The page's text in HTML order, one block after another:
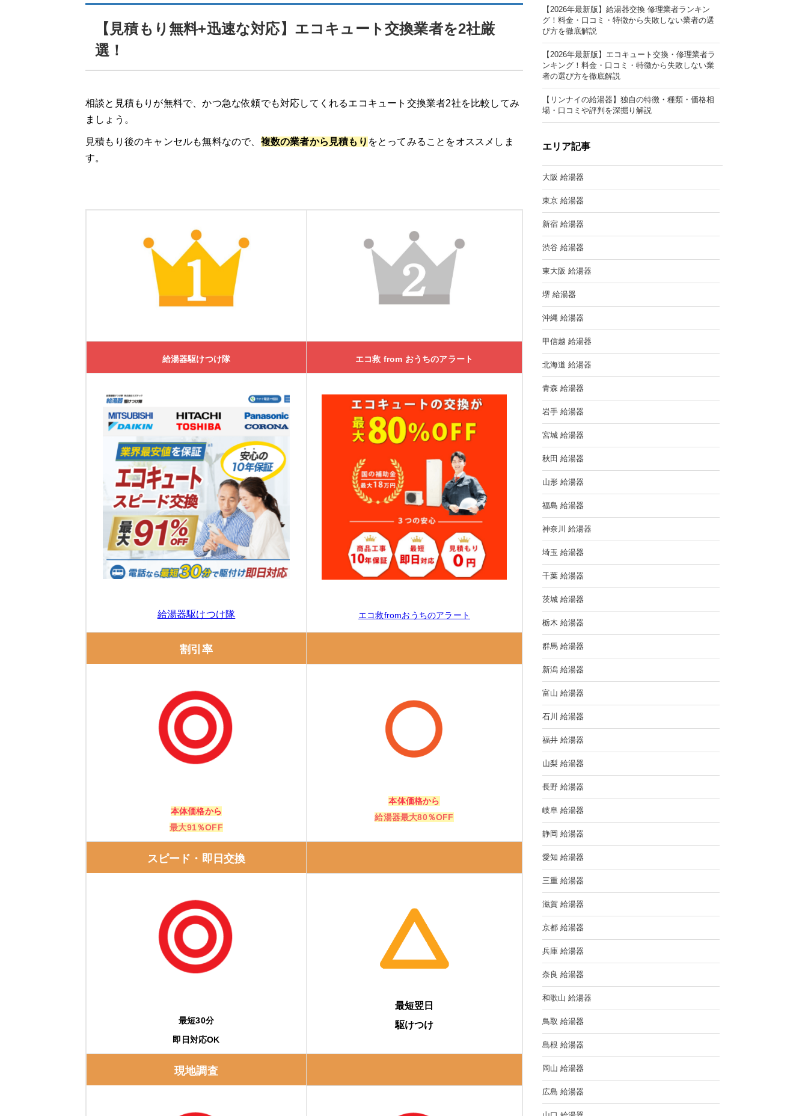
「給湯器駆けつけ隊 ミズテック」の4つの特徴
給湯器駆けつけ隊 ミズテックの口コミ
エコ救 from おうちのアラート
「エコ救 from おうちのアラート」の特徴
「エコ救 from おうちのアラート」の口コミ
湯ドクター
湯ドクターの特徴
湯ドクターの口コミ
大問屋の特徴
大問屋の口コミ
交換できるくん
交換できるくんの特徴
交換できるくんの口コミ
ガスペック
ガスペックの特徴
ガスペックの口コミ
エコキュート交換の窓口
エコキュート交換の窓口の特徴
正直屋 大阪北部店
給湯器・エコキュートの補助金は、「知らないと損！」
事前に相見積もりを取る
保証内容を確認する
エコキュートの修理費用と交換費用の相場
エコキュートの交換費用の相場
【見積もり無料+迅速な対応】エコキュート交換業者を2社厳
選！
相談と見積もりが無料で、かつ急な依頼でも対応してくれるエコキュート交換業者2社を比較してみ
ましょう。
見積もり後のキャンセルも無料なので、 複数の業者から見積もり をとってみることをオススメしま
す。
給湯器駆けつけ隊 エコ救 from おうちのアラート
給湯器駆けつけ隊 エコ救fromおうちのアラート
割引率
本体価格から
最大91％OFF
本体価格から
給湯器最大80％OFF
スピード・即日交換
最短30分
即日対応OK
最短翌日
駆けつけ
現地調査
【2026年最新版】給湯器交換 修理業者ランキン
グ！料金・口コミ・特徴から失敗しない業者の選
び方を徹底解説
【2026年最新版】エコキュート交換・修理業者ラ
ンキング！料金・口コミ・特徴から失敗しない業
者の選び方を徹底解説
【リンナイの給湯器】独自の特徴・種類・価格相
場・口コミや評判を深掘り解説
エリア記事
大阪 給湯器
東京 給湯器
新宿 給湯器
渋谷 給湯器
東大阪 給湯器
堺 給湯器
沖縄 給湯器
甲信越 給湯器
北海道 給湯器
青森 給湯器
岩手 給湯器
宮城 給湯器
秋田 給湯器
山形 給湯器
福島 給湯器
神奈川 給湯器
埼玉 給湯器
千葉 給湯器
茨城 給湯器
栃木 給湯器
群馬 給湯器
新潟 給湯器
富山 給湯器
石川 給湯器
福井 給湯器
山梨 給湯器
長野 給湯器
岐阜 給湯器
静岡 給湯器
愛知 給湯器
三重 給湯器
滋賀 給湯器
京都 給湯器
兵庫 給湯器
奈良 給湯器
和歌山 給湯器
鳥取 給湯器
島根 給湯器
岡山 給湯器
広島 給湯器